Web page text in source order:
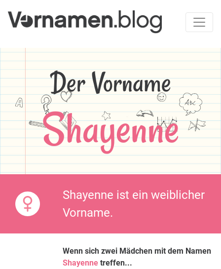
Der Vorname
Shayenne
Shayenne ist ein weiblicher
Vorname.
Wenn sich zwei Mädchen mit dem Namen
Shayenne treffen...